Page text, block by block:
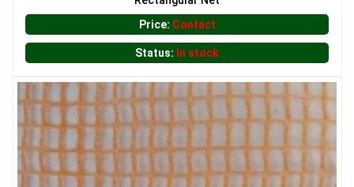
LƯỚI XÂY DỰNG
Price: Contact
Status: In stock